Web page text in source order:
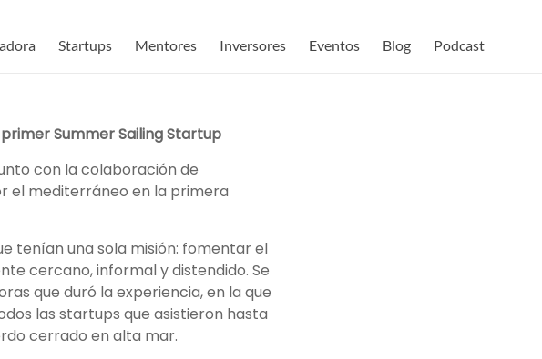
Startups Mentores Inversores Eventos Blog Podcast
Summer Sailing Startup
con la colaboración de
el mediterráneo en la primera
tenían una sola misión: fomentar el
cercano, informal y distendido. Se
que duró la experiencia, en la que
las startups que asistieron hasta
cerrado en alta mar.